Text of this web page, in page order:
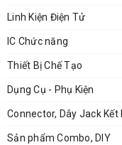
Sơ
Linh Kiện Điện Tử
IC Chức năng
Thiết Bị Chế Tạo
Dụng Cụ - Phụ Kiện
Connector, Dây Jack Kết
Sản phẩm Combo, DIY